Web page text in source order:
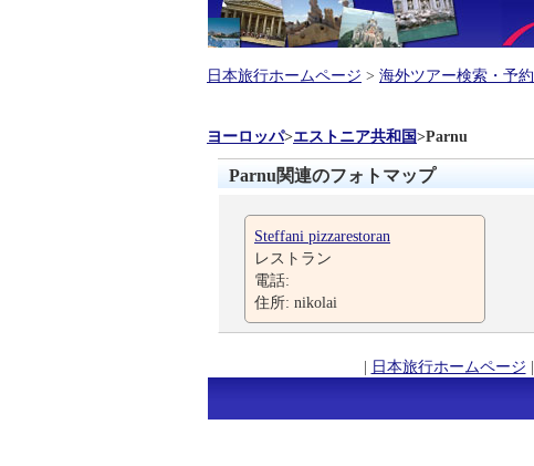
日本旅行ホームページ > 海外ツアー検索・予約
ヨーロッパ>エストニア共和国>Parnu
Parnu関連のフォトマップ
Steffani pizzarestoran
レストラン
電話:
住所: nikolai
| 日本旅行ホームページ |